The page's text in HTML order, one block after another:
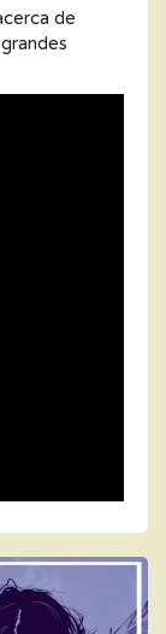
de